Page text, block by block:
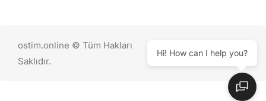
ostim.online © Tüm Hakları
Saklıdır.
Hi! How can I help you?